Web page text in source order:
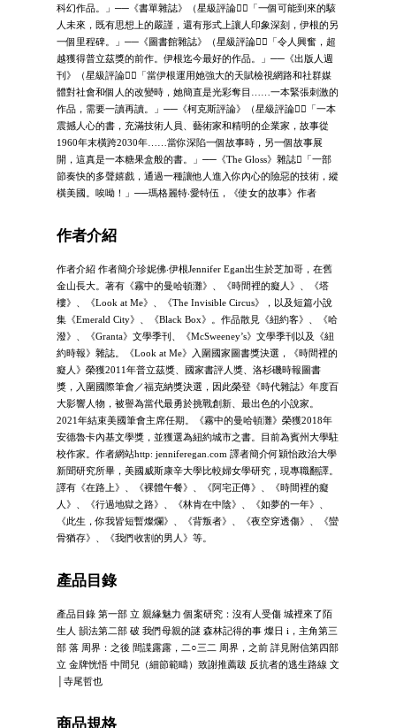
科幻作品。」──《書單雜誌》（星級評論）「一個可能到來的駭
人未來，既有思想上的嚴謹，還有形式上讓人印象深刻，伊根的另
一個里程碑。」──《圖書館雜誌》（星級評論）「令人興奮，超
越獲得普立茲獎的前作。伊根迄今最好的作品。」──《出版人週
刊》（星級評論）「當伊根運用她強大的天賦檢視網路和社群媒
體對社會和個人的改變時，她簡直是光彩奪目……一本緊張刺激的
作品，需要一讀再讀。」──《柯克斯評論》（星級評論）「一本
震撼人心的書，充滿技術人員、藝術家和精明的企業家，故事從
1960年末橫跨2030年……當你深陷一個故事時，另一個故事展
開，這真是一本糖果盒般的書。」──《The Gloss》雜誌「一部
節奏快的多聲嬉戲，通過一種讓他人進入你內心的險惡的技術，縱
橫美國。唉呦！」──瑪格麗特‧愛特伍，《使女的故事》作者
作者介紹
作者介紹 作者簡介珍妮佛‧伊根Jennifer Egan出生於芝加哥，在舊
金山長大。著有《霧中的曼哈頓灘》、《時間裡的癡人》、《塔
樓》、《Look at Me》、《The Invisible Circus》，以及短篇小說
集《Emerald City》、《Black Box》。作品散見《紐約客》、《哈
潑》、《Granta》文學季刊、《McSweeney’s》文學季刊以及《紐
約時報》雜誌。《Look at Me》入圍國家圖書獎決選，《時間裡的
癡人》榮獲2011年普立茲獎、國家書評人獎、洛杉磯時報圖書
獎，入圍國際筆會／福克納獎決選，因此榮登《時代雜誌》年度百
大影響人物，被譽為當代最勇於挑戰創新、最出色的小說家。
2021年結束美國筆會主席任期。《霧中的曼哈頓灘》榮獲2018年
安德魯卡內基文學獎，並獲選為紐約城市之書。目前為賓州大學駐
校作家。作者網站http: jenniferegan.com 譯者簡介何穎怡政治大學
新聞研究所畢，美國威斯康辛大學比較婦女學研究，現專職翻譯。
譯有《在路上》、《裸體午餐》、《阿宅正傳》、《時間裡的癡
人》、《行過地獄之路》、《林肯在中陰》、《如夢的一年》、
《此生，你我皆短暫燦爛》、《背叛者》、《夜空穿透傷》、《蠻
骨猶存》、《我們收割的男人》等。
產品目錄
產品目錄 第一部 立 親緣魅力 個案研究：沒有人受傷 城裡來了陌
生人 韻法第二部 破 我們母親的謎 森林記得的事 燦日 i，主角第三
部 落 周界：之後 間諜露露，二○三二 周界，之前 詳見附信第四部
立 金牌恍悟 中間兒（細節範疇）致謝推薦跋 反抗者的逃生路線 文
│寺尾哲也
商品規格